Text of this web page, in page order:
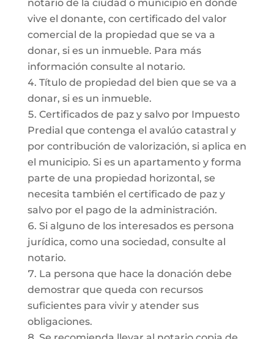
notario de la ciudad o municipio en donde
vive el donante, con certificado del valor
comercial de la propiedad que se va a
donar, si es un inmueble. Para más
información consulte al notario.
Título de propiedad del bien que se va a
donar, si es un inmueble.
Certificados de paz y salvo por Impuesto
Predial que contenga el avalúo catastral y
por contribución de valorización, si aplica en
el municipio. Si es un apartamento y forma
parte de una propiedad horizontal, se
necesita también el certificado de paz y
salvo por el pago de la administración.
Si alguno de los interesados es persona
jurídica, como una sociedad, consulte al
notario.
La persona que hace la donación debe
demostrar que queda con recursos
suficientes para vivir y atender sus
obligaciones.